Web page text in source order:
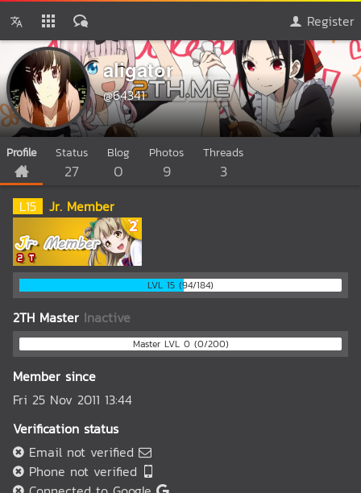
Register
aligator
@64341
Profile Status
27
Blog
0
Photos
9
Threads
3
L15 Jr. Member
LVL 15 (94/184)
2TH Master Inactive
Master LVL 0 (0/200)
Member since
Fri 25 Nov 2011 13:44
Verification status
Email not verified
Phone not verified